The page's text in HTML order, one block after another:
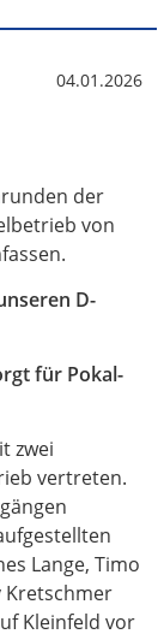
04.01.2026
der
von
D-
für Pokal-
zwei
vertreten.
Lange, Timo
Kretschmer
Kleinfeld vor